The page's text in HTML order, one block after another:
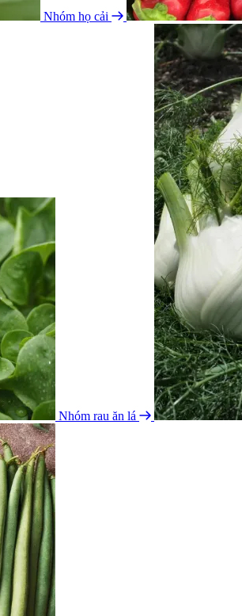
Nhóm họ cải
Nhóm rau ăn lá